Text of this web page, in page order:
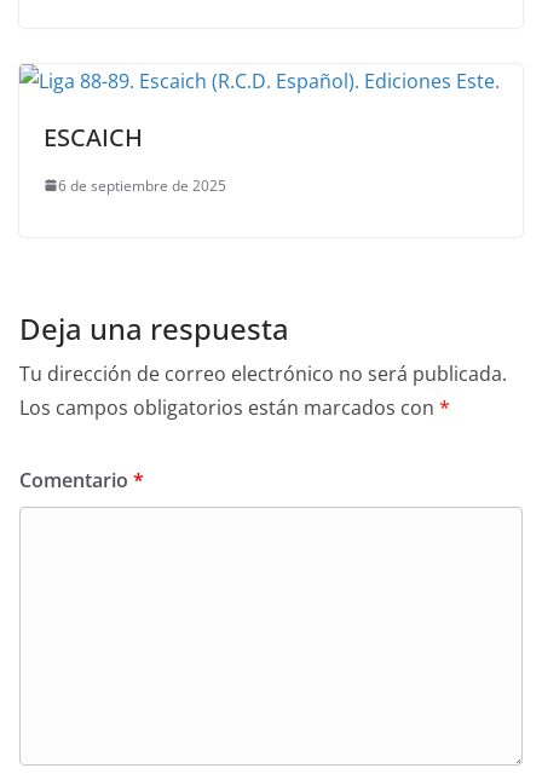
ESCAICH
6 de septiembre de 2025
Deja una respuesta
Tu dirección de correo electrónico no será publicada.
Los campos obligatorios están marcados con *
Comentario *